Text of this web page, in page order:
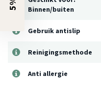
Binnen/buiten
Gebruik antislip
Reinigingsmethode
Anti allergie